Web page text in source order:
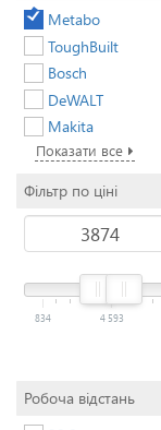
Metabo
ToughBuilt
Bosch
DeWALT
Makita
Показати все
Фільтр по ціні
834 4 593
Робоча відстань